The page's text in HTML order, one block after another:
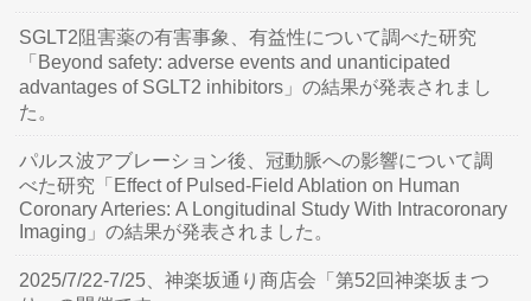
SGLT2阻害薬の有害事象、有益性について調べた研究
「Beyond safety: adverse events and unanticipated
advantages of SGLT2 inhibitors」の結果が発表されまし
た。
パルス波アブレーション後、冠動脈への影響について調
べた研究「Effect of Pulsed-Field Ablation on Human
Coronary Arteries: A Longitudinal Study With Intracoronary
Imaging」の結果が発表されました。
2025/7/22-7/25、神楽坂通り商店会「第52回神楽坂まつ